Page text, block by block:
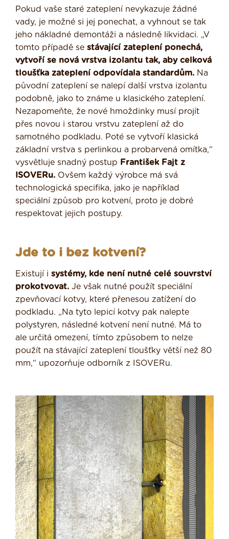
Pokud vaše staré zateplení nevykazuje žádné
vady, je možné si jej ponechat, a vyhnout se tak
jeho nákladné demontáži a následně likvidaci. „V
tomto případě se stávající zateplení ponechá,
vytvoří se nová vrstva izolantu tak, aby celková
tloušťka zateplení odpovídala standardům. Na
původní zateplení se nalepí další vrstva izolantu
podobně, jako to známe u klasického zateplení.
Nezapomeňte, že nové hmoždinky musí projít
přes novou i starou vrstvu zateplení až do
samotného podkladu. Poté se vytvoří klasická
základní vrstva s perlinkou a probarvená omítka,“
vysvětluje snadný postup
František Fajt z
ISOVERu. Ovšem každý výrobce má svá
technologická specifika, jako je například
speciální způsob pro kotvení, proto je dobré
respektovat jejich postupy.
Jde to i bez kotvení?
Existují i systémy, kde není nutné celé souvrství
prokotvovat. Je však nutné použít speciální
zpevňovací kotvy, které přenesou zatížení do
podkladu. „Na tyto lepicí kotvy pak nalepte
polystyren, následné kotvení není nutné. Má to
ale určitá omezení, tímto způsobem to nelze
použít na stávající zateplení tloušťky větší než 80
mm,“ upozorňuje odborník z ISOVERu.